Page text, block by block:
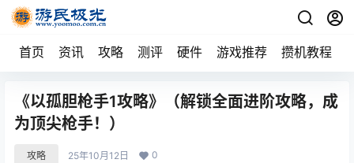
首页 资讯 攻略 测评 硬件 游戏推荐 攒机教程
《以孤胆枪手1攻略》（解锁全面进阶攻略，成
为顶尖枪手！）
攻略 25年10月12日 0